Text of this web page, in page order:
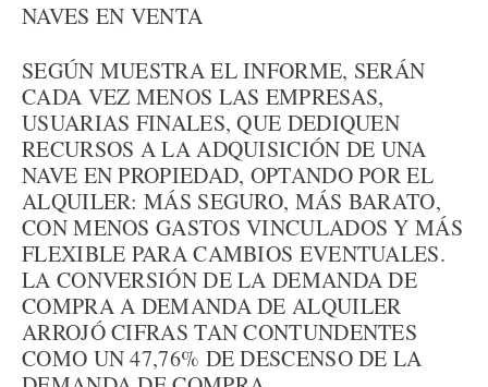
NAVES EN VENTA
SEGÚN MUESTRA EL INFORME, SERÁN
CADA VEZ MENOS LAS EMPRESAS,
USUARIAS FINALES, QUE DEDIQUEN
RECURSOS A LA ADQUISICIÓN DE UNA
NAVE EN PROPIEDAD, OPTANDO POR EL
ALQUILER: MÁS SEGURO, MÁS BARATO,
CON MENOS GASTOS VINCULADOS Y MÁS
FLEXIBLE PARA CAMBIOS EVENTUALES.
LA CONVERSIÓN DE LA DEMANDA DE
COMPRA A DEMANDA DE ALQUILER
ARROJÓ CIFRAS TAN CONTUNDENTES
COMO UN 47,76% DE DESCENSO DE LA